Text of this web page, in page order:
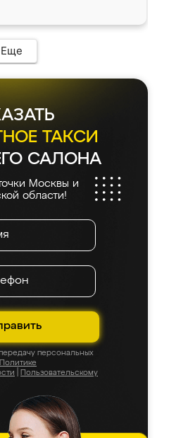
Еще
ТАКСИ
САЛОНА
Москвы и
области!
персональных
Политике
Пользовательскому